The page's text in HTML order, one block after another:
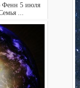
Фенн 5 июля
...